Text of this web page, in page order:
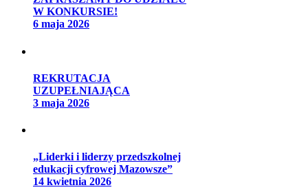
W KONKURSIE!
6 maja 2026
REKRUTACJA
UZUPEŁNIAJĄCA
3 maja 2026
„Liderki i liderzy przedszkolnej
edukacji cyfrowej Mazowsze”
14 kwietnia 2026